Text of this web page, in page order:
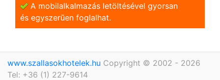
A mobilalkalmazás letöltésével gyorsan
és egyszerũen foglalhat.
www.szallasokhotelek.hu Copyright © 2002 - 2026
Tel: +36 (1) 227-9614